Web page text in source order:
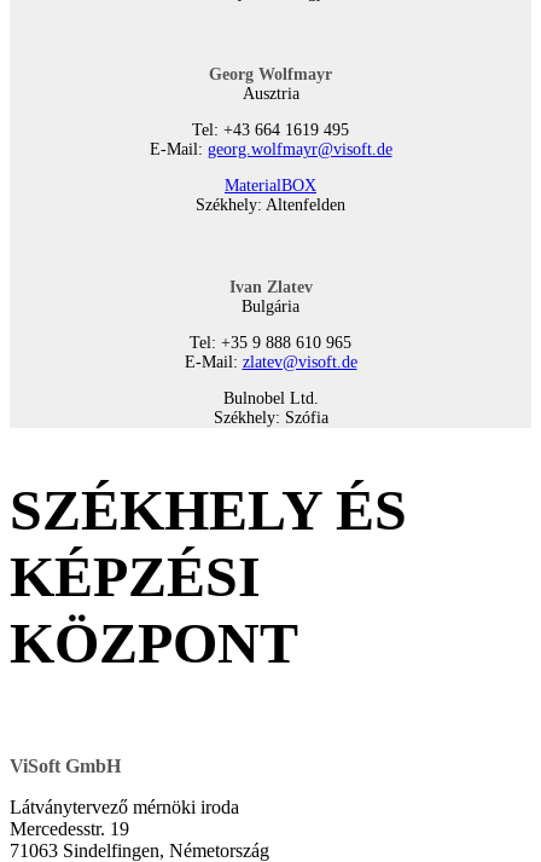
Georg Wolfmayr
Ausztria
Tel: +43 664 1619 495
E-Mail: georg.wolfmayr@visoft.de
MaterialBOX
Székhely: Altenfelden
Ivan Zlatev
Bulgária
Tel: +35 9 888 610 965
E-Mail: zlatev@visoft.de
Bulnobel Ltd.
Székhely: Szófia
SZÉKHELY ÉS
KÉPZÉSI
KÖZPONT
ViSoft GmbH
Látványtervező mérnöki iroda
Mercedesstr. 19
71063 Sindelfingen, Németország